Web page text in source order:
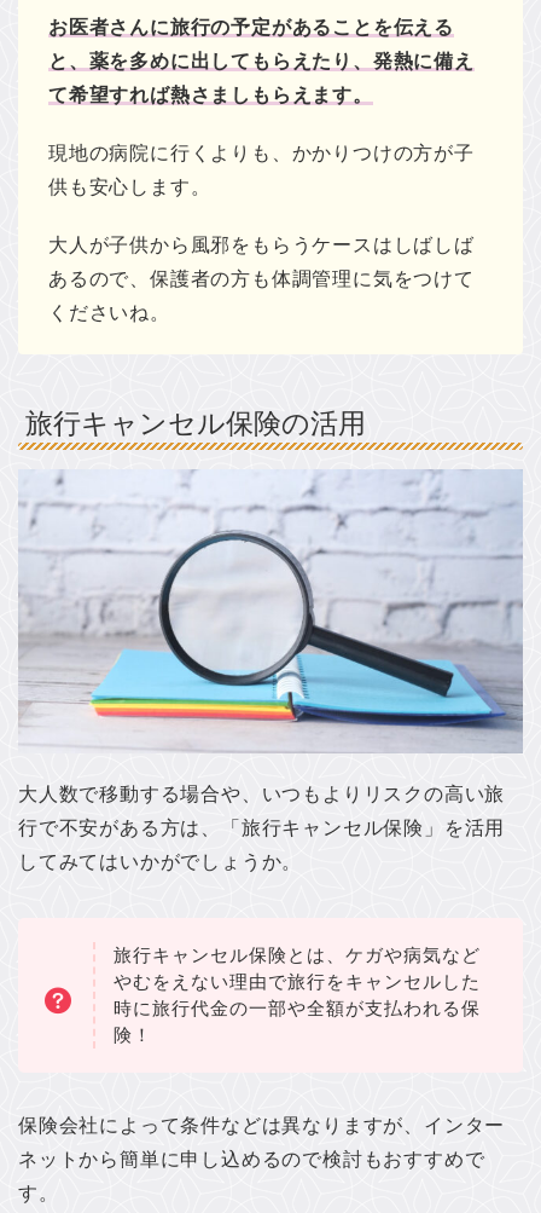
お医者さんに旅行の予定があることを伝える
と、薬を多めに出してもらえたり、発熱に備え
て希望すれば熱さましもらえます。
現地の病院に行くよりも、かかりつけの方が子
供も安心します。
大人が子供から風邪をもらうケースはしばしば
あるので、保護者の方も体調管理に気をつけて
くださいね。
旅行キャンセル保険の活用
大人数で移動する場合や、いつもよりリスクの高い旅
行で不安がある方は、「旅行キャンセル保険」を活用
してみてはいかがでしょうか。
旅行キャンセル保険とは、ケガや病気など
やむをえない理由で旅行をキャンセルした
時に旅行代金の一部や全額が支払われる保
険！
保険会社によって条件などは異なりますが、インター
ネットから簡単に申し込めるので検討もおすすめで
す。